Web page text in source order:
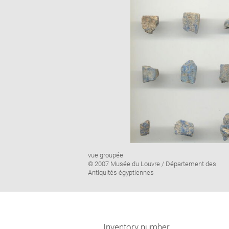
Image
caption:
vue groupée
© 2007 Musée du Louvre / Département des
Antiquités égyptiennes